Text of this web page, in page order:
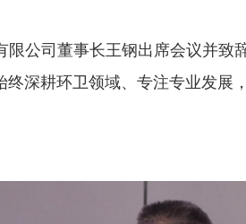
公司董事长王钢出席会议并致
深耕环卫领域、专注专业发展